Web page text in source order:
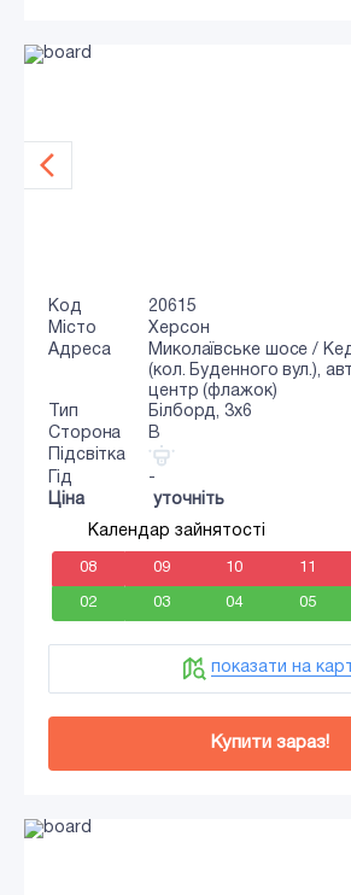
Код
20615
Місто
Херсон
Адреса
Миколаївське шосе /
(кол. Буденного вул.),
центр (флажок)
Тип
Білборд, 3x6
Сторона
B
Підсвітка
Гід
-
Ціна
уточніть
Календар зайнятості
08 09 10 11
02 03 04 05
показати на
Купити зараз!